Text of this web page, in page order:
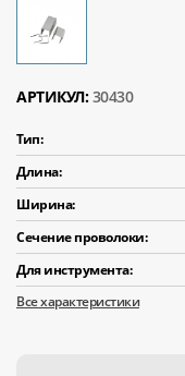
АРТИКУЛ: 30430
Тип:
Длина:
Ширина:
Сечение проволоки:
Для инструмента:
Все характеристики